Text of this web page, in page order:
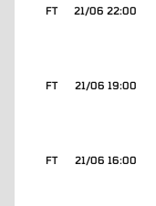
21/06 22:00
FT
21/06 19:00
FT
21/06 16:00
FT